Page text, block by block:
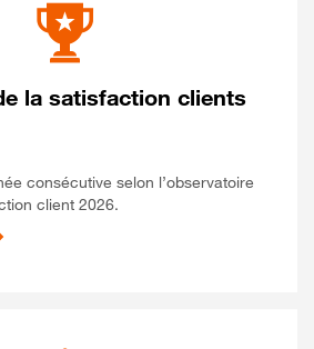
la satisfaction clients
consécutive selon l’observatoire
client 2026.